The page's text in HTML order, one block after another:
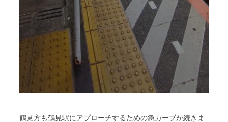
鶴見方も鶴見駅にアプローチするための急カーブが続きま